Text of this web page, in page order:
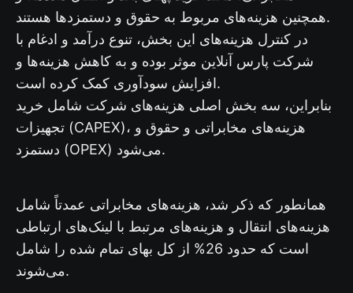
همچنین هزینه‌های مربوط به حقوق و دستمزدها هستند.
در کنترل هزینه‌های این بخش، تنوع درآمد و ادغام با
شرکت پارس آنلاین موثر بوده و به کاهش هزینه‌ها و
افزایش سودآوری کمک کرده است.
بنابراین، سه بخش اصلی هزینه‌های شرکت شامل خرید
تجهیزات (CAPEX)، هزینه‌های مخابراتی و حقوق و
دستمزد (OPEX) می‌شود.
همانطور که ذکر شد، هزینه‌های مخابراتی عمدتاً شامل
هزینه‌های انتقال و هزینه‌های مرتبط با لینک‌های ارتباطی
است که حدود 26% از کل بهای تمام شده را شامل
می‌شوند.